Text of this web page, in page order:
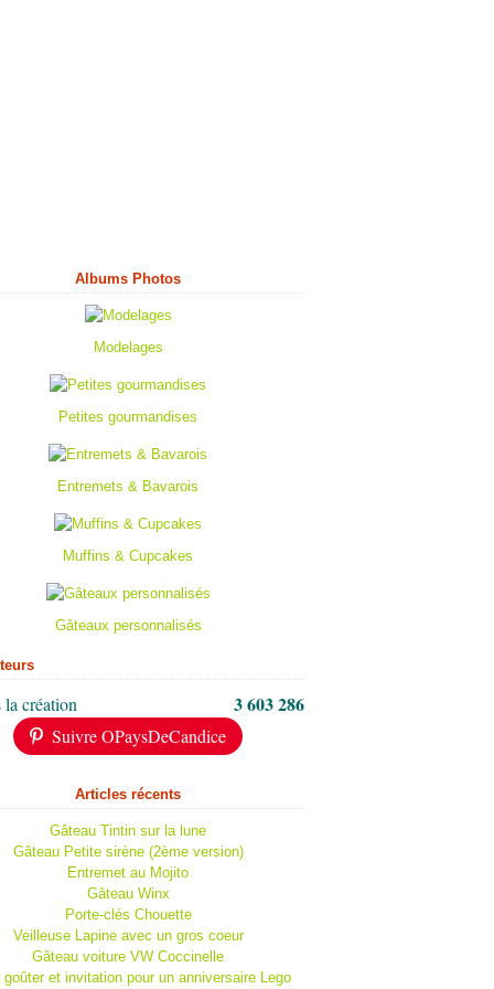
Albums Photos
Modelages
Petites gourmandises
Entremets & Bavarois
Muffins & Cupcakes
Gâteaux personnalisés
création 3 603 286
Suivre OPaysDeCandice
Articles récents
Gâteau Tintin sur la lune
Gâteau Petite sirène (2ème version)
Entremet au Mojito
Gâteau Winx
Porte-clés Chouette
Veilleuse Lapine avec un gros coeur
Gâteau voiture VW Coccinelle
et invitation pour un anniversaire Lego